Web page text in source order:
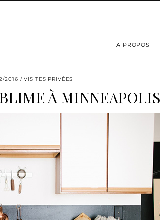
A PROPOS
2016 VISITES PRIVÉES
À MINNEAPOLIS